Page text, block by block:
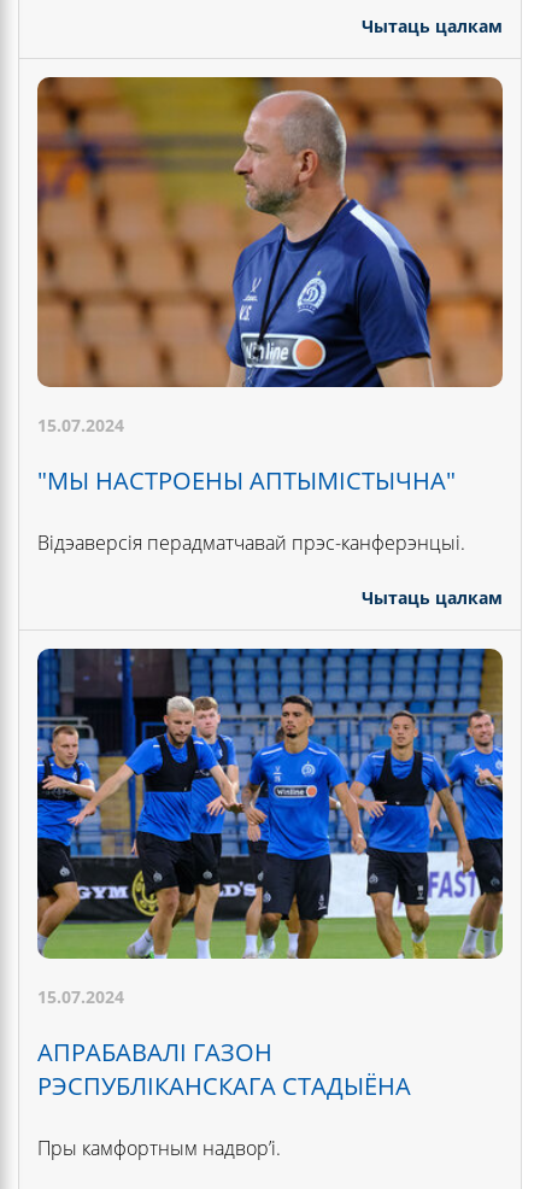
Чытаць цалкам
15.07.2024
"МЫ НАСТРОЕНЫ АПТЫМІСТЫЧНА"
Відэаверсія перадматчавай прэс-канферэнцыі.
Чытаць цалкам
15.07.2024
АПРАБАВАЛІ ГАЗОН
РЭСПУБЛІКАНСКАГА СТАДЫЁНА
Пры камфортным надвор’і.